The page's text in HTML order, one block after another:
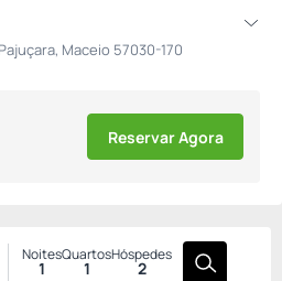
Maceio 57030-170
Reservar Agora
Noites
1
Quartos
1
Hóspedes
2